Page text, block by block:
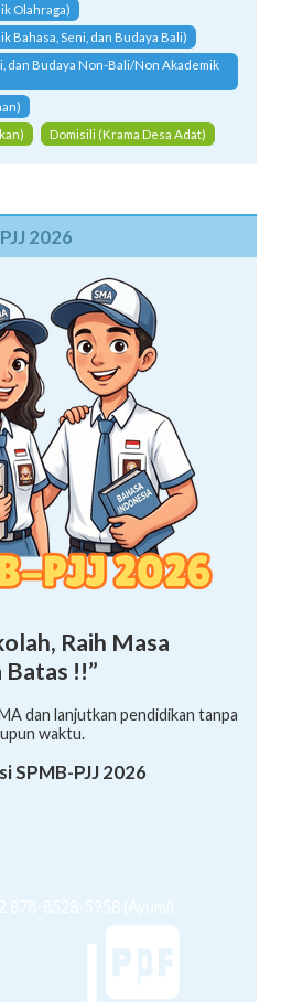
Olahraga)
Bahasa, Seni, dan Budaya Bali)
dan Budaya Non-Bali/Non Akademik
Domisili (Krama Desa Adat)
2026
Raih Masa
!!”
dan lanjutkan pendidikan tanpa
waktu.
SPMB-PJJ 2026
878-8528-5958 (Ayumi)